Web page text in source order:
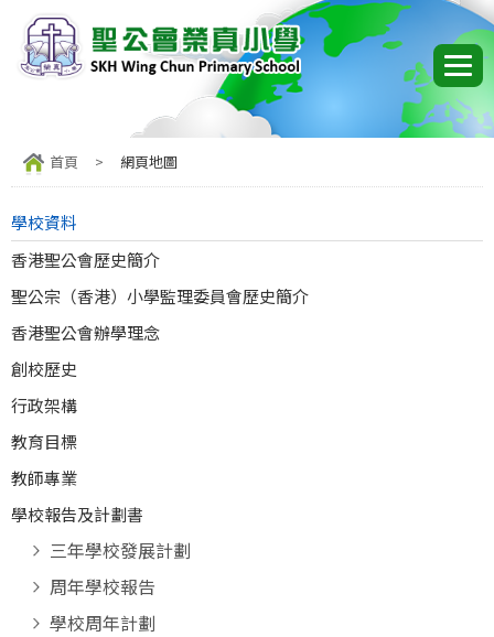
首頁 > 網頁地圖
學校資料
香港聖公會歷史簡介
聖公宗（香港）小學監理委員會歷史簡介
香港聖公會辦學理念
創校歷史
行政架構
教育目標
教師專業
學校報告及計劃書
三年學校發展計劃
周年學校報告
學校周年計劃